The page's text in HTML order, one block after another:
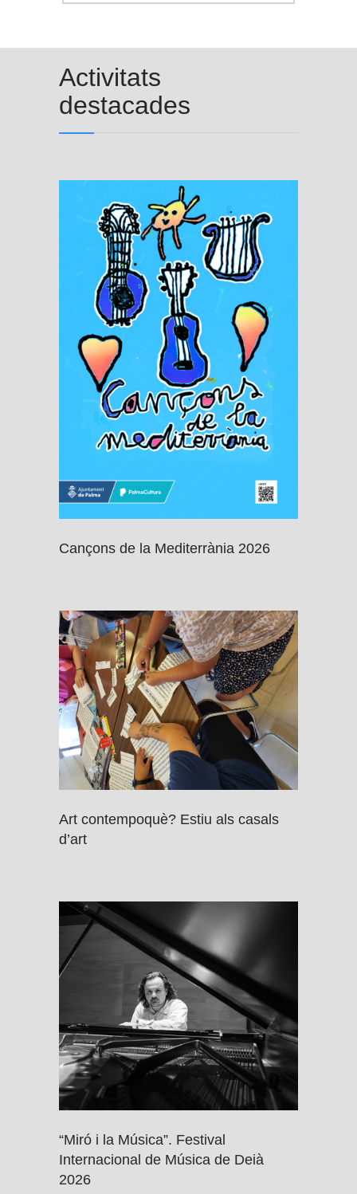
Activitats
destacades
Cançons de la Mediterrània 2026
Art contempoquè? Estiu als casals
d’art
“Miró i la Música”. Festival
Internacional de Música de Deià
2026